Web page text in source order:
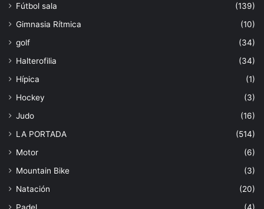
Fútbol sala
(139)
Gimnasia Rítmica
(10)
golf
(34)
Halterofilia
(34)
Hípica
(1)
Hockey
(3)
Judo
(16)
LA PORTADA
(514)
Motor
(6)
Mountain Bike
(3)
Natación
(20)